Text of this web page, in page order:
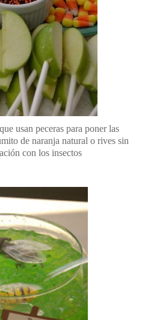
usan peceras para poner las
de naranja natural o rives sin
con los insectos